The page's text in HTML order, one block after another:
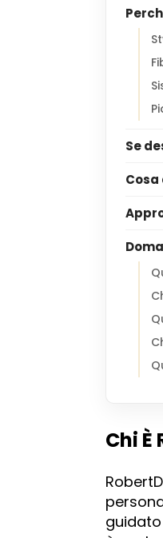
Se
Chi È
guidato